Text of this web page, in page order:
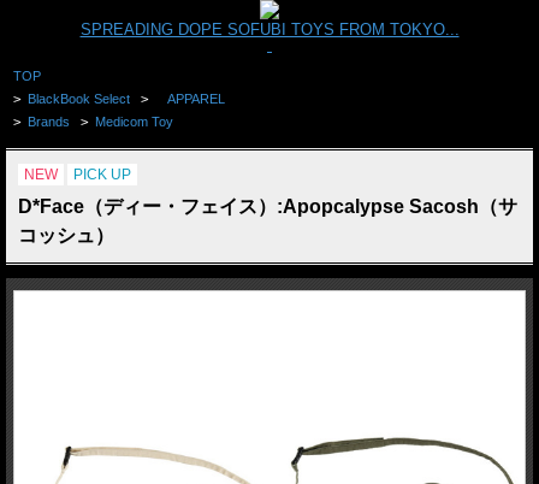
SPREADING DOPE SOFUBI TOYS FROM TOKYO...
TOP
> BlackBook Select > APPAREL
> Brands > Medicom Toy
NEW PICK UP
D*Face（ディー・フェイス）:Apopcalypse Sacosh（サ
コッシュ）